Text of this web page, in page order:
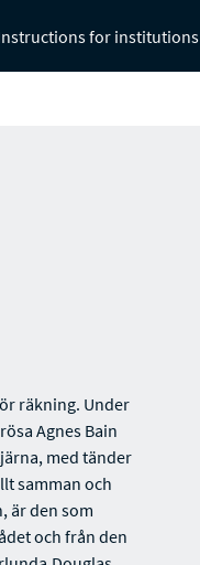
for institutions
räkning. Under
Agnes Bain
med tänder
samman och
är den som
och från den